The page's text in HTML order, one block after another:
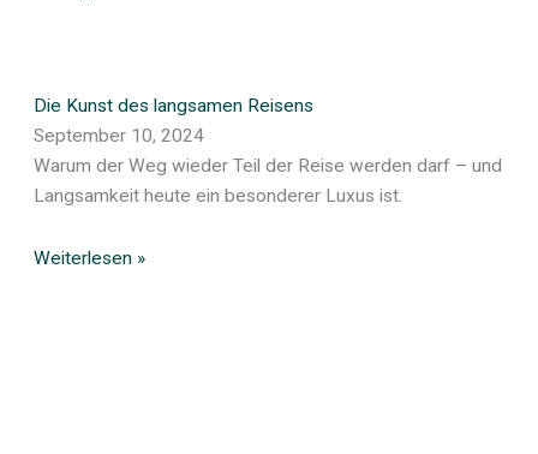
Die Kunst des langsamen Reisens
September 10, 2024
Warum der Weg wieder Teil der Reise werden darf – und
Langsamkeit heute ein besonderer Luxus ist.
Weiterlesen »